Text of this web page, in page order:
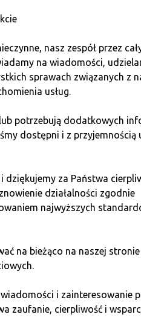
Na przykład, jeśli
Etsy pozwolą Ci szybko
online?
czy aktywowanie
ta pomaga organizować
kilkaset lub nawet
online
obszarami, które oferują
sprzedawać na
nasz zespół przez
na wiadomości,
sprawach związanych z
usług.
potrzebują dodatkowych
dostępni i z przyjemnością
dziękujemy za Państwa
działalności zgodnie
najwyższych
na bieżąco na naszej stronie
i zainteresowanie
zaufanie, cierpliwość i